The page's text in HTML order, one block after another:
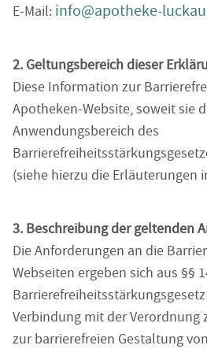
E-Mail: info@apotheke-
2. Geltungsbereich dieser
Diese Information zur
Apotheken-Website, soweit sie
Anwendungsbereich des
(siehe hierzu die Erläuterungen
3. Beschreibung der geltenden
Die Anforderungen an die
Webseiten ergeben sich aus §§
Barrierefreiheitsstärkungsgesetz
Verbindung mit der Verordnung
zur barrierefreien Gestaltung